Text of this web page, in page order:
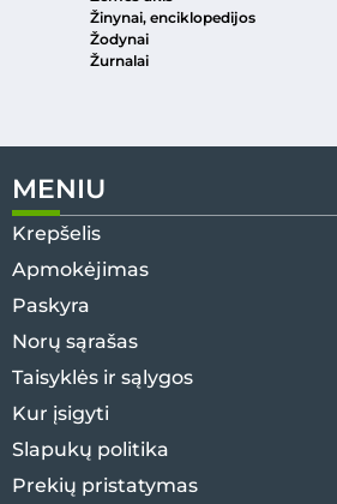
Žinynai, enciklopedijos
Žodynai
Žurnalai
MENIU
Krepšelis
Apmokėjimas
Paskyra
Norų sąrašas
Taisyklės ir sąlygos
Kur įsigyti
Slapukų politika
Prekių pristatymas